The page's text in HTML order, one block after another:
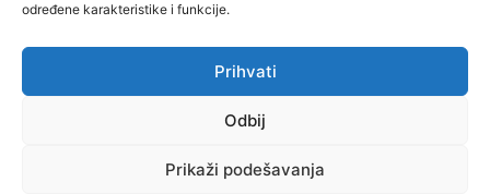
određene karakteristike i funkcije.
Prihvati
Odbij
Prikaži podešavanja